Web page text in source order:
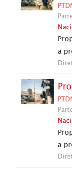
a
a